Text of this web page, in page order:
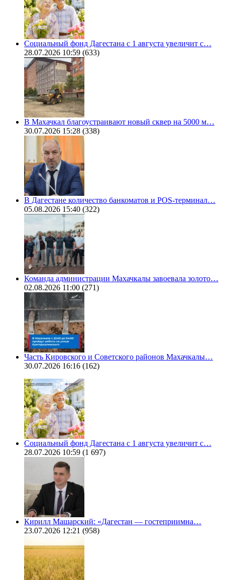
Социальный фонд Дагестана с 1 августа увеличит с…
28.07.2026 10:59 (633)
В Махачкал благоустраивают новый сквер на 5000 м…
30.07.2026 15:28 (338)
В Дагестане количество банкоматов и POS-терминал…
05.08.2026 15:40 (322)
Команда администрации Махачкалы завоевала золото…
02.08.2026 11:00 (271)
Часть Кировского и Советского районов Махачкалы…
30.07.2026 16:16 (162)
Социальный фонд Дагестана с 1 августа увеличит с…
28.07.2026 10:59 (1 697)
Кирилл Машарский: «Дагестан — гостеприимна…
23.07.2026 12:21 (958)